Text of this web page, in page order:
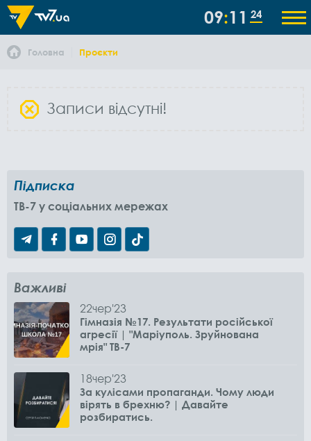
09 11 25
Головна Проєкти
Записи відсутні!
Підписка
TB-7 у соціальних мережах
Важливі
22чер'23
Гімназія №17. Результати російської
агресії | "Маріуполь. Зруйнована
мрія" ТВ-7
18чер'23
За кулісами пропаганди. Чому люди
вірять в брехню? | Давайте
розбиратись.